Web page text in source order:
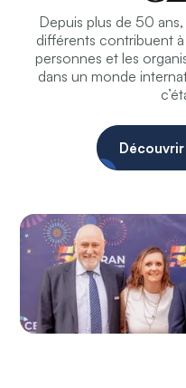
Depuis plus de 50
différents contribuent
personnes et les
dans un monde